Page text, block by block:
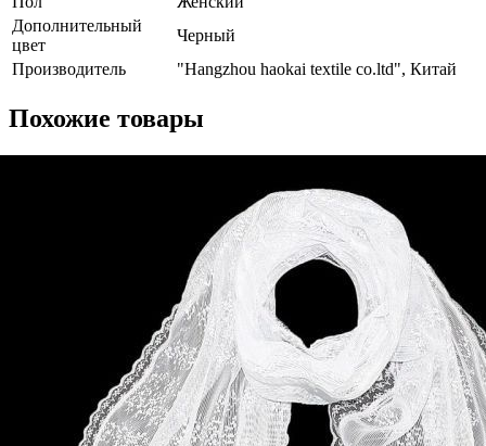
Дополнительный
цвет
Черный
Производитель
"Hangzhou haokai textile co.ltd", Китай
Похожие товары